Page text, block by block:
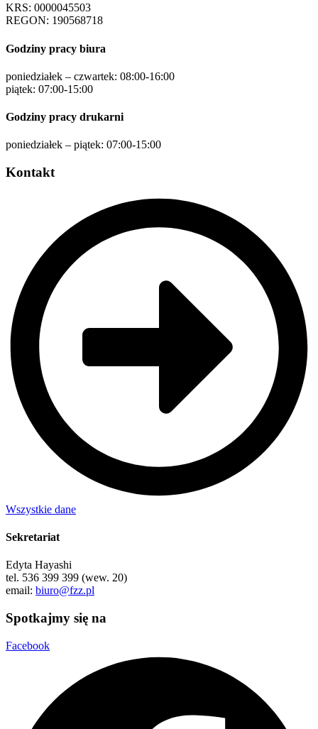
KRS: 0000045503
REGON: 190568718
Godziny pracy biura
poniedziałek – czwartek: 08:00-16:00
piątek: 07:00-15:00
Godziny pracy drukarni
poniedziałek – piątek: 07:00-15:00
Kontakt
Wszystkie dane
Sekretariat
Edyta Hayashi
tel. 536 399 399 (wew. 20)
email: biuro@fzz.pl
Spotkajmy się na
Facebook